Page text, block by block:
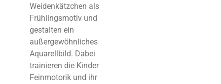
Weidenkätzchen als
Frühlingsmotiv und
gestalten ein
außergewöhnliches
Aquarellbild. Dabei
trainieren die Kinder
Feinmotorik und ihr